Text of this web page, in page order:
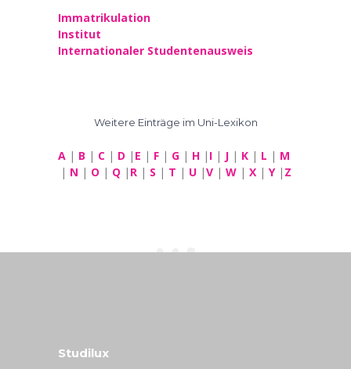
Immatrikulation
Institut
Internationaler Studentenausweis
Weitere Einträge im Uni-Lexikon
A | B | C | D | E | F | G | H | I | J | K | L | M
| N | O | Q | R| S | T | U|V| W| X| Y| Z
Studilux